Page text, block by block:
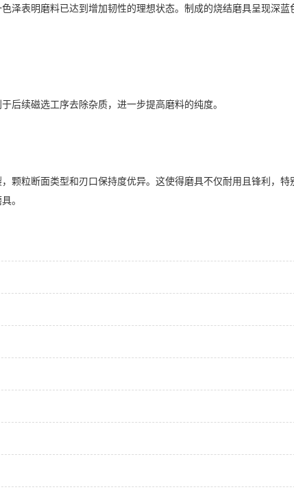
表明磨料已达到增加韧性的理想状态。制成的烧结磨具呈现深蓝
续磁选工序去除杂质，进一步提高磨料的纯度。
粒断面类型和刃口保持度优异。这使得磨具不仅耐用且锋利，特
。